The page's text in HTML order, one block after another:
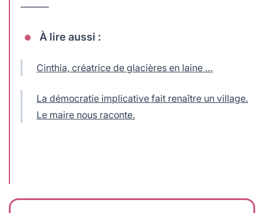
———
À lire aussi :
Cinthia, créatrice de glacières en laine …
La démocratie implicative fait renaître un village.
Le maire nous raconte.